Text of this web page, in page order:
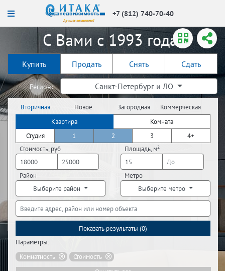
+7 (812) 740-70-40
С Вами с 1993 года!
Купить Продать Снять Сдать
Регион: Санкт-Петербург и ЛО
Вторичная
недвижимость
Новое
строительство
Загородная
недвижимость
Коммерческая
недвижимость
Квартира
Комната
Студия
1 2 3
4+
Стоимость, руб
Площадь, м²
Район
Выберите район
Метро
Выберите метро
Показать результаты (0)
Параметры:
Комнатность
Стоимость